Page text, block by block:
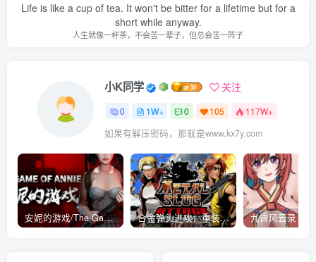
Life is like a cup of tea. It won't be bitter for a lifetime but for a
short while anyway.
人生就像一杯茶，不会苦一辈子，但总会苦一阵子
小K同学 关注
0 1W+ 0 105 117W+
如果有解压密码，那就是www.kx7y.com
安妮的游戏/The Game of Annie v0.99981|射击动作|容量14.6GB|免安装绿色中文版 合金弹头进攻：重装上阵/METAL SLUG ATTACK RELOADED Build.16214511|策略模拟|容量2.7GB|免安装绿色中文版